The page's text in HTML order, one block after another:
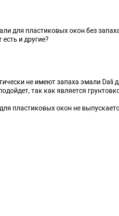
для пластиковых окон без
и другие?
не имеют запаха эмали Dali
так как является
пластиковых окон не